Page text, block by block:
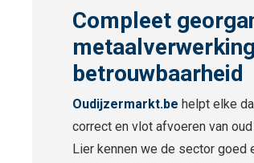
Compleet
betrouwbaarheid
Oudijzermarkt.be helpt elke
correct en vlot afvoeren van
Lier kennen we de sector goed